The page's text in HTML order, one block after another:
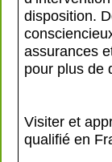
disposition.
assurances
pour plus de
Visiter et
qualifié en